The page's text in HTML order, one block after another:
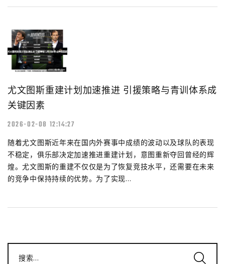
尤文图斯重建计划加速推进 引援策略与青训体系成
关键因素
2026-02-08 12:14:27
随着尤文图斯近年来在国内外赛事中成绩的波动以及球队的表现
不稳定，俱乐部决定加速推进重建计划，意图重新夺回曾经的辉
煌。尤文图斯的重建不仅仅是为了恢复竞技水平，还需要在未来
的竞争中保持持续的优势。为了实现...
搜索...